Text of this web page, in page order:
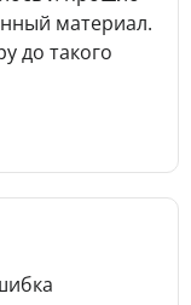
материал.
до такого